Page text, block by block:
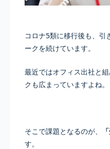
コロナ5類に移行後も、引
ークを続けています。
最近ではオフィス出社と
クも広まっていますよね。
そこで課題となるのが、
す。